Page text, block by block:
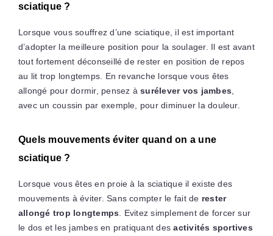
sciatique ?
Lorsque vous souffrez d’une sciatique, il est important
d’adopter la meilleure position pour la soulager. Il est avant
tout fortement déconseillé de rester en position de repos
au lit trop longtemps. En revanche lorsque vous êtes
allongé pour dormir, pensez àsurélever vos jambes
avec un coussin par exemple, pour diminuer la douleur.
Quels mouvements éviter quand on a une
sciatique ?
Lorsque vous êtes en proie à la sciatique il existe des
mouvements à éviter. Sans compter le fait de rester
allongé trop longtemps . Evitez simplement de forcer sur
le dos et les jambes en pratiquant desactivités sportives